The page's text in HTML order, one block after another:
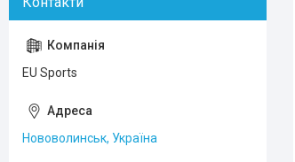
EU Sports
Нововолинськ, Україна